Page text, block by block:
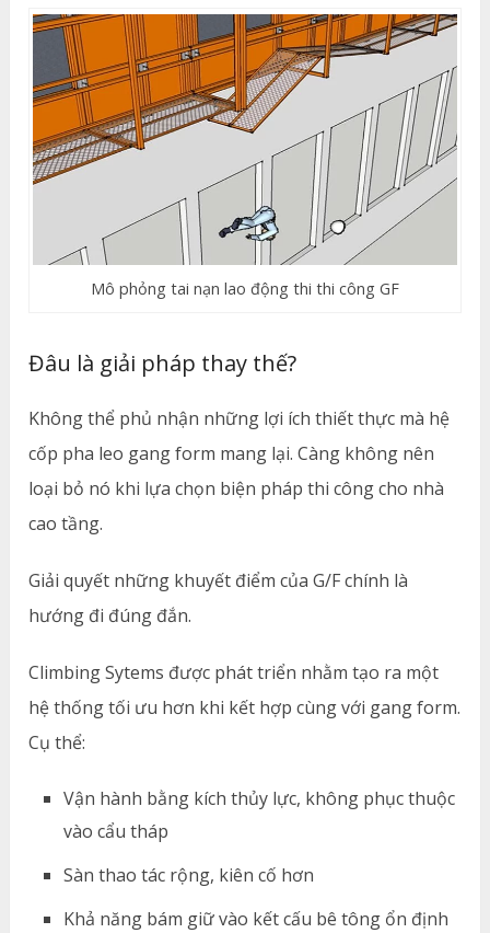
Mô phỏng tai nạn lao động thi thi công GF
Đâu là giải pháp thay thế?
Không thể phủ nhận những lợi ích thiết thực mà hệ
cốp pha leo gang form mang lại. Càng không nên
loại bỏ nó khi lựa chọn biện pháp thi công cho nhà
cao tầng.
Giải quyết những khuyết điểm của G/F chính là
hướng đi đúng đắn.
Climbing Sytems được phát triển nhằm tạo ra một
hệ thống tối ưu hơn khi kết hợp cùng với gang form.
Cụ thể:
Vận hành bằng kích thủy lực, không phục thuộc
vào cẩu tháp
Sàn thao tác rộng, kiên cố hơn
Khả năng bám giữ vào kết cấu bê tông ổn định